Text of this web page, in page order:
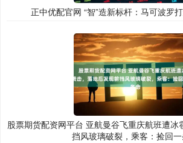
正中优配官网 “智”造新标杆：马可波罗
股票期货配资网平台 亚航曼谷飞重庆航班遭冰
挡风玻璃破裂，乘客：捡回